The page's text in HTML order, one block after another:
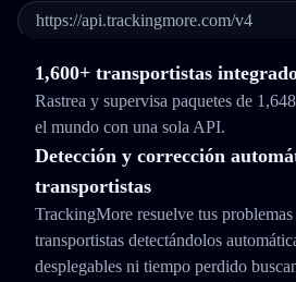
https://api.trackingmore.com/v4
1,600+ transportistas
Rastrea y supervisa paquetes de
el mundo con una sola API.
Detección y corrección
transportistas
TrackingMore resuelve tus
transportistas detectándolos
desplegables ni tiempo perdido